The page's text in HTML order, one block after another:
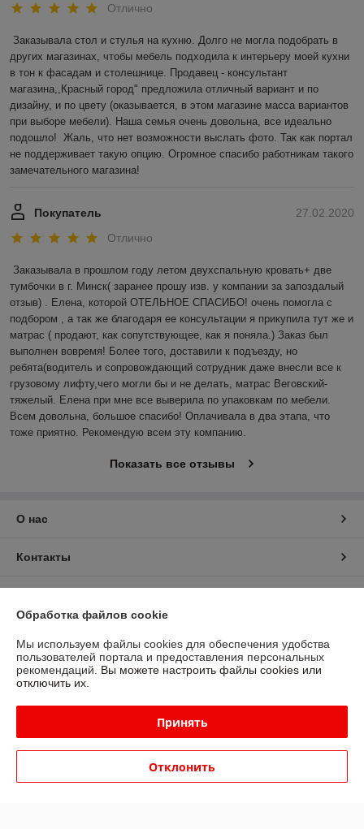
Отлично
Заказывала стол и стулья на кухню. Долго не могла подобрать в
других магазинах, чтобы мебель подходила к интерьеру моей кухни
в тон к фасадам и столешнице. Продавец - консультант
магазина,,Красный город" предложила отличный вариант и по
дизайну, и по цвету (оказывается, в этом магазине масса вариантов
при выборе мебели). Наша семья очень довольна, все идеально
подошло!  Жаль, что нет возможности выслать фото. Так как портал
не поддерживает такую опцию. Огромное спасибо работникам такого
замечательного магазина!
27.02.2020
Покупатель
Отлично
Заказывала в прошлом году летом двухспальную кровать+ две
тумбочки в г. Минск( заранее прошу изв. у компании за запоздалый
отзыв) . Елена, которой ОТЕЛЬНОЕ СПАСИБО! очень помогла с
подбором , а так же благодаря ее консультации я прикупила тут же и
матрас ( продают, как сопутствующее, как я поняла.) Заказ был
выполнен вовремя! Более того, доставили к подъезду, но
ребята(водитель и сопровождающий сотрудник даже внесли все к
грузовому лифту,чего могли бы и не делать, матрас Веговский-
тяжелый. Елена при мне все выверила по упаковкам по мебели.
Всем довольна, большое спасибо! Оплачивала в два этапа, что
тоже приятно. Рекомендую всем эту компанию.
Показать все отзывы
О нас
Контакты
Полная версия сайта
Политика обработки cookies
Сайт создан на платформе Deal.by
Обработка файлов cookie
Мы используем файлы cookies для обеспечения удобства
пользователей портала и предоставления персональных
рекомендаций. Вы можете настроить файлы cookies или
отключить их.
Принять
Отклонить